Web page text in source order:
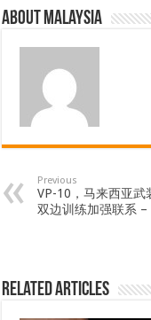
About Malaysia
Previous
VP-10，马来西亚武
双边训练加强联系 –
Related Articles